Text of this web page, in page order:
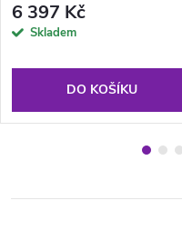
6 397 Kč
Skladem
DO KOŠÍKU